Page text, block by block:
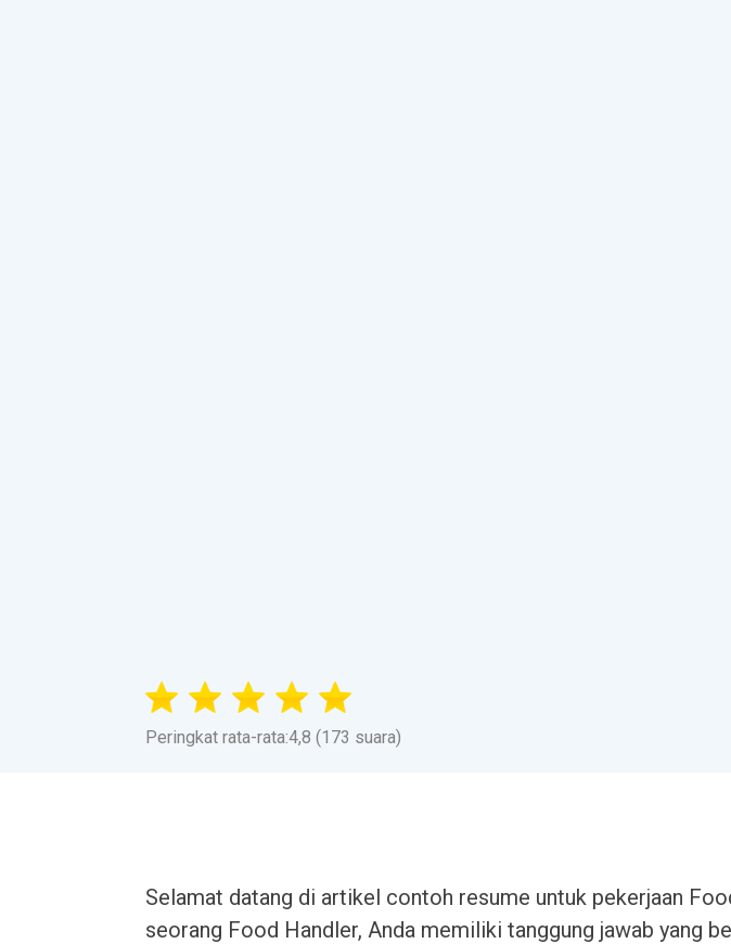
Peringkat rata-rata:4,8 (173 suara)
Selamat datang di artikel contoh resume untuk pekerjaan
seorang Food Handler, Anda memiliki tanggung jawab yang